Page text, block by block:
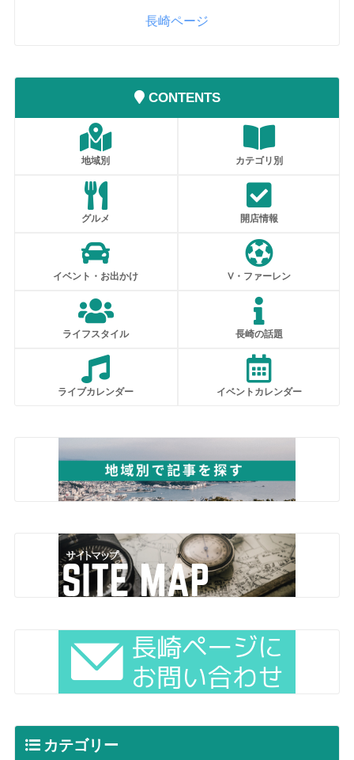
長崎ページ
CONTENTS
地域別 カテゴリ別
グルメ 開店情報
イベント・お出かけ V・ファーレン
ライフスタイル 長崎の話題
ライブカレンダー イベントカレンダー
カテゴリー